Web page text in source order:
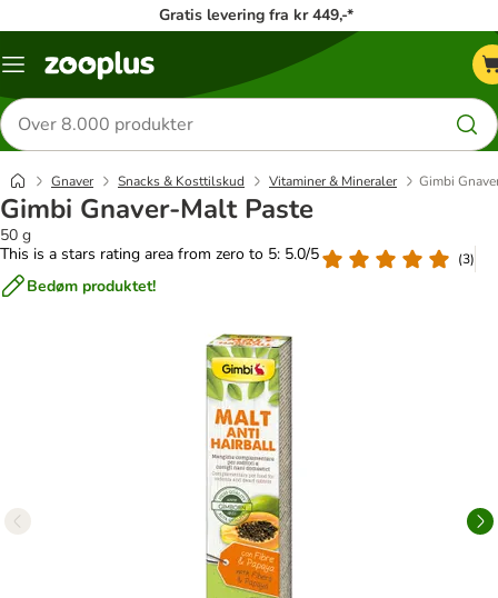
Gratis levering fra kr 449,-*
Menu
Søg
efter
produkter
Gnaver Snacks & Kosttilskud Vitaminer & Mineraler Gimbi
Gimbi Gnaver-Malt Paste
50 g
This is a stars rating area from zero to 5: 5.0/5
(3)
Bedøm produktet!